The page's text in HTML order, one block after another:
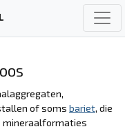
of soms bariet, die
mineraalformaties